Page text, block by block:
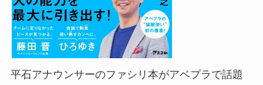
平石アナウンサーのファシリ本がアベプラで話題